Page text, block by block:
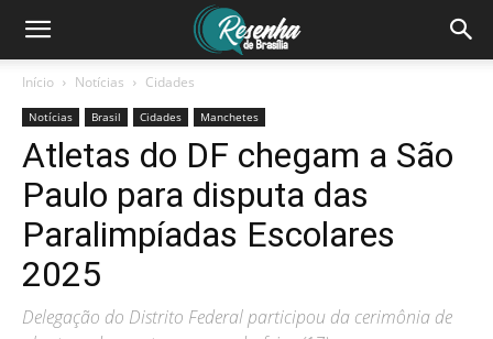
Início Notícias Cidades
Notícias Brasil Cidades Manchetes
Atletas do DF chegam a São
Paulo para disputa das
Paralimpíadas Escolares
2025
Delegação do Distrito Federal participou da cerimônia de